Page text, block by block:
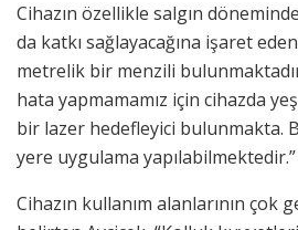
Cihazın özellikle salgın
da katkı sağlayacağına işaret
metrelik bir menzili
hata yapmamamız için cihazda
bir lazer hedefleyici bulunmakta.
yere uygulama yapılabilmektedir.”
Cihazın kullanım alanlarının çok